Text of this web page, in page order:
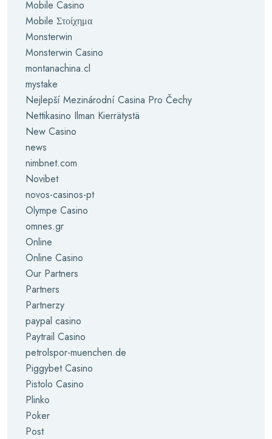
Mobile Casino
Mobile Στοίχημα
Monsterwin
Monsterwin Casino
montanachina.cl
mystake
Nejlepší Mezinárodní Casina Pro Čechy
Nettikasino Ilman Kierrätystä
New Casino
news
nimbnet.com
Novibet
novos-casinos-pt
Olympe Casino
omnes.gr
Online
Online Casino
Our Partners
Partners
Partnerzy
paypal casino
Paytrail Casino
petrolspor-muenchen.de
Piggybet Casino
Pistolo Casino
Plinko
Poker
Post